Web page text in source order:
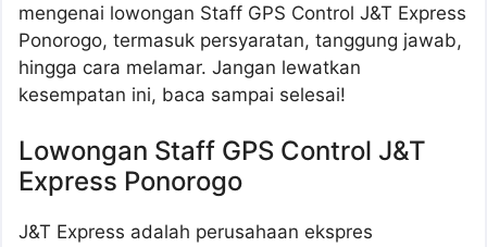
mengenai lowongan Staff GPS Control J&T Express
Ponorogo, termasuk persyaratan, tanggung jawab,
hingga cara melamar. Jangan lewatkan
kesempatan ini, baca sampai selesai!
Lowongan Staff GPS Control J&T
Express Ponorogo
J&T Express adalah perusahaan ekspres